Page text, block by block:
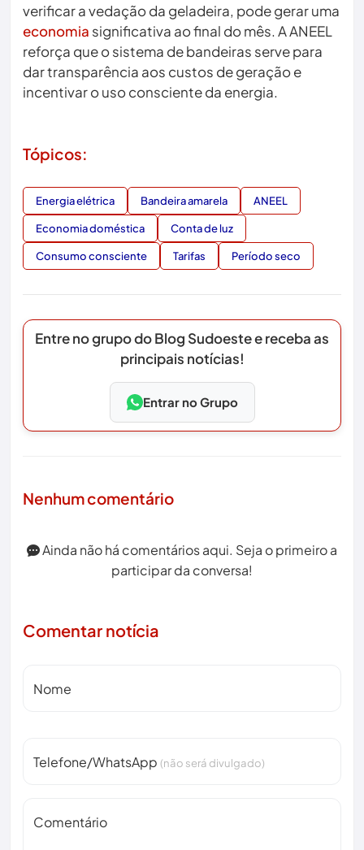
verificar a vedação da geladeira, pode gerar uma
economia significativa ao final do mês. A ANEEL
reforça que o sistema de bandeiras serve para
dar transparência aos custos de geração e
incentivar o uso consciente da energia.
Tópicos:
Energia elétrica Bandeira amarela ANEEL
Economia doméstica Conta de luz
Consumo consciente Tarifas Período seco
Entre no grupo do Blog Sudoeste e receba as
principais notícias!
Entrar no Grupo
Nenhum comentário
Ainda não há comentários aqui. Seja o primeiro a
participar da conversa!
Comentar notícia
Nome
Telefone/WhatsApp (não será divulgado)
Comentário